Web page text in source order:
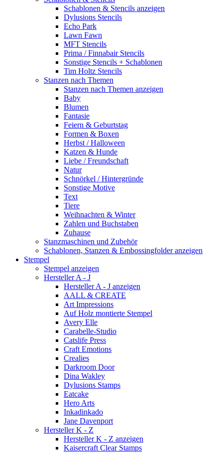
Schablonen & Stencils anzeigen
Dylusions Stencils
Echo Park
Lawn Fawn
MFT Stencils
Prima / Finnabair Stencils
Sonstige Stencils + Schablonen
Tim Holtz Stencils
Stanzen nach Themen
Stanzen nach Themen anzeigen
Baby
Blumen
Fantasie
Feiern & Geburtstag
Formen & Boxen
Herbst / Halloween
Katzen & Hunde
Liebe / Freundschaft
Natur
Schnörkel / Hintergründe
Sonstige Motive
Text
Tiere
Weihnachten & Winter
Zahlen und Buchstaben
Zuhause
Stanzmaschinen und Zubehör
Schablonen, Stanzen & Embossingfolder anzeigen
Stempel
Stempel anzeigen
Hersteller A - J
Hersteller A - J anzeigen
AALL & CREATE
Art Impressions
Auf Holz montierte Stempel
Avery Elle
Carabelle-Studio
Catslife Press
Craft Emotions
Crealies
Darkroom Door
Dina Wakley
Dylusions Stamps
Eatcake
Hero Arts
Inkadinkado
Jane Davenport
Hersteller K - Z
Hersteller K - Z anzeigen
Kaisercraft Clear Stamps